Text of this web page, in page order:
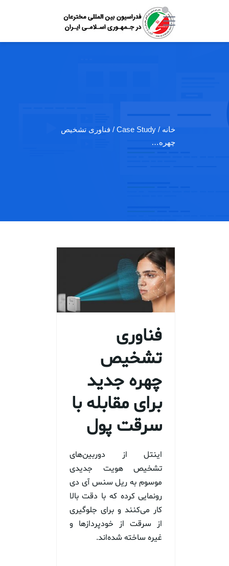
خانه
/ Case Study / فناوری تشخیص
چهره…
فناوری
تشخیص
چهره جدید
برای مقابله با
سرقت پول
اینتل از دوربین‌های
تشخیص هویت جدیدی
موسوم به ریل سنس آی دی
رونمایی کرده که با دقت بالا
کار می‌کنند و برای جلوگیری
از سرقت از خودپردازها و
غیره ساخته شده‌اند.